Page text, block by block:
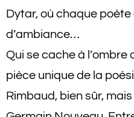
Dytar, où chaque
d’ambiance…
Qui se cache à
pièce unique de la
Rimbaud, bien sûr,